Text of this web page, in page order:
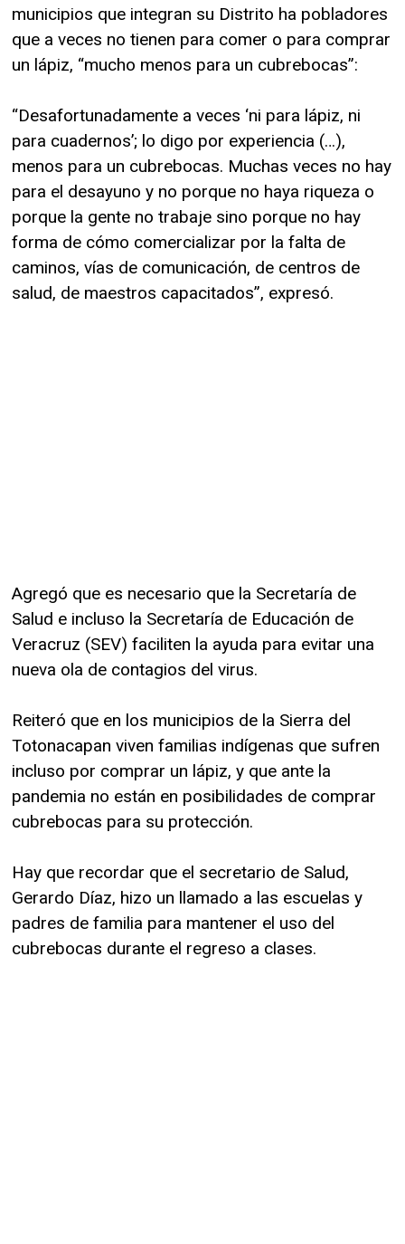
municipios que integran su Distrito ha pobladores
que a veces no tienen para comer o para comprar
un lápiz, “mucho menos para un cubrebocas”:
“Desafortunadamente a veces ‘ni para lápiz, ni
para cuadernos’; lo digo por experiencia (…),
menos para un cubrebocas. Muchas veces no hay
para el desayuno y no porque no haya riqueza o
porque la gente no trabaje sino porque no hay
forma de cómo comercializar por la falta de
caminos, vías de comunicación, de centros de
salud, de maestros capacitados”, expresó.
Agregó que es necesario que la Secretaría de
Salud e incluso la Secretaría de Educación de
Veracruz (SEV) faciliten la ayuda para evitar una
nueva ola de contagios del virus.
Reiteró que en los municipios de la Sierra del
Totonacapan viven familias indígenas que sufren
incluso por comprar un lápiz, y que ante la
pandemia no están en posibilidades de comprar
cubrebocas para su protección.
Hay que recordar que el secretario de Salud,
Gerardo Díaz, hizo un llamado a las escuelas y
padres de familia para mantener el uso del
cubrebocas durante el regreso a clases.